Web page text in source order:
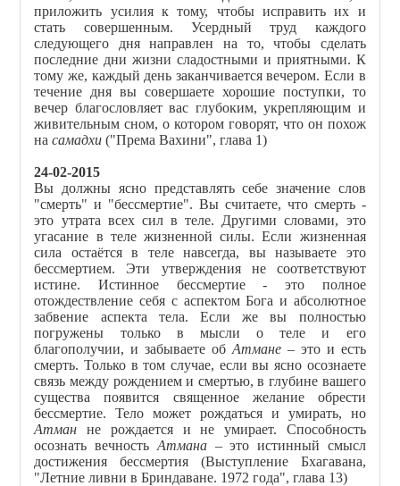
приложить усилия к тому, чтобы исправить их и
стать совершенным. Усердный труд каждого
следующего дня направлен на то, чтобы сделать
последние дни жизни сладостными и приятными. К
тому же, каждый день заканчивается вечером. Если в
течение дня вы совершаете хорошие поступки, то
вечер благословляет вас глубоким, укрепляющим и
живительным сном, о котором говорят, что он похож
насамадхи ("Према Вахини", глава 1)
24-02-2015
Вы должны ясно представлять себе значение слов
"смерть" и "бессмертие". Вы считаете, что смерть -
это утрата всех сил в теле. Другими словами, это
угасание в теле жизненной силы. Если жизненная
сила остаётся в теле навсегда, вы называете это
бессмертием. Эти утверждения не соответствуют
истине. Истинное бессмертие - это полное
отождествление себя с аспектом Бога и абсолютное
забвение аспекта тела. Если же вы полностью
погружены только в мысли о теле и его
благополучии, и забываете об Атмане – это и есть
смерть. Только в том случае, если вы ясно осознаете
связь между рождением и смертью, в глубине вашего
существа появится священное желание обрести
бессмертие. Тело может рождаться и умирать, но
Атман не рождается и не умирает. Способность
осознать вечность Атмана– это истинный смысл
достижения бессмертия (Выступление Бхагавана,
"Летние ливни в Бриндаване. 1972 года", глава 13)